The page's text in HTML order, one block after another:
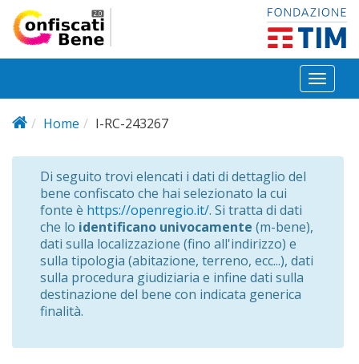
Salta al contenuto principale
Toggle
Home
I-RC-243267
Di seguito trovi elencati i dati di dettaglio del
bene confiscato che hai selezionato la cui
fonte è https://openregio.it/. Si tratta di dati
che lo identificano univocamente (m-bene),
dati sulla localizzazione (fino all'indirizzo) e
sulla tipologia (abitazione, terreno, ecc...), dati
sulla procedura giudiziaria e infine dati sulla
destinazione del bene con indicata generica
finalità.